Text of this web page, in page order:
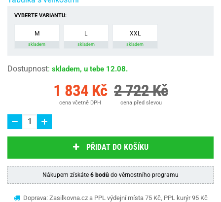
VYBERTE VARIANTU:
M
skladem
L
skladem
XXL
skladem
Dostupnost: skladem, u tebe 12.08.
1 834 Kč
cena včetně DPH
2 722 Kč
cena před slevou
PŘIDAT DO KOŠÍKU
Nákupem získáte 6 bodů do věrnostního programu
Doprava: Zasilkovna.cz a PPL výdejní místa 75 Kč, PPL kurýr 95 Kč